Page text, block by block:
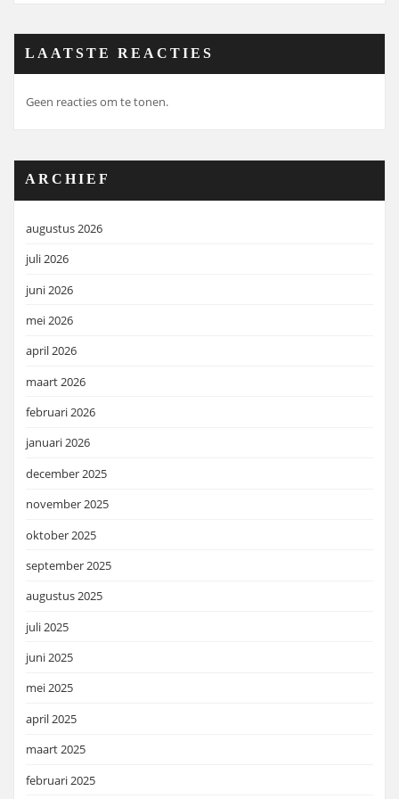
LAATSTE REACTIES
Geen reacties om te tonen.
ARCHIEF
augustus 2026
juli 2026
juni 2026
mei 2026
april 2026
maart 2026
februari 2026
januari 2026
december 2025
november 2025
oktober 2025
september 2025
augustus 2025
juli 2025
juni 2025
mei 2025
april 2025
maart 2025
februari 2025